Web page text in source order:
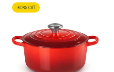
30% Off